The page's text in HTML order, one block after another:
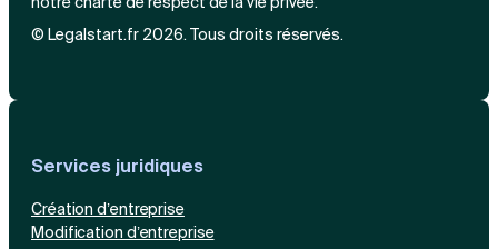
© Legalstart.fr 2026. Tous droits réservés.
Services juridiques
Création d’entreprise
Modification d’entreprise